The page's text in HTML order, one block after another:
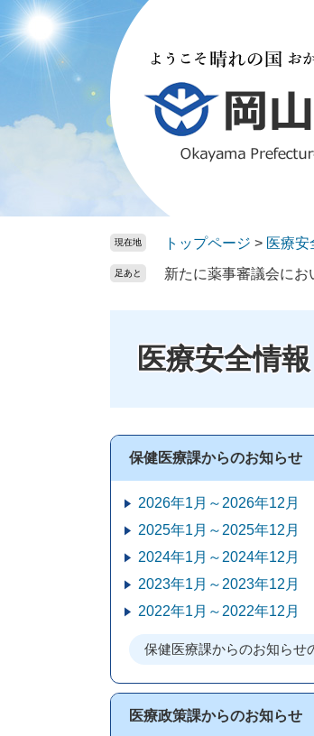
ー
ジ
ニ
ュ
現在地 トップページ > 医療安
足あと 新たに薬事審議会にお
医療安全情報
保健医療課からのお知らせ
2026年1月～2026年12月
2025年1月～2025年12月
2024年1月～2024年12月
2023年1月～2023年12月
2022年1月～2022年12月
保健医療課からのお知らせ
医療政策課からのお知らせ